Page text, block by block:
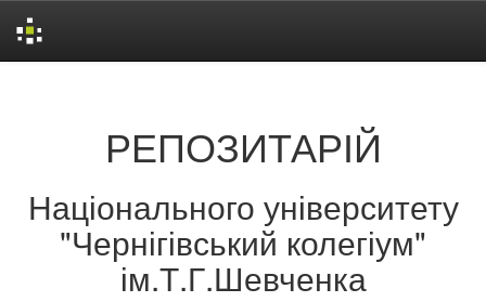
РЕПОЗИТАРІЙ
Національного університету
"Чернігівський колегіум"
ім.Т.Г.Шевченка